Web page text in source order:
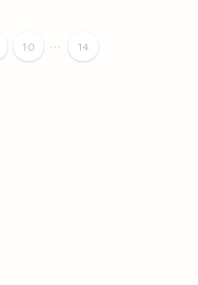
10 ... 14